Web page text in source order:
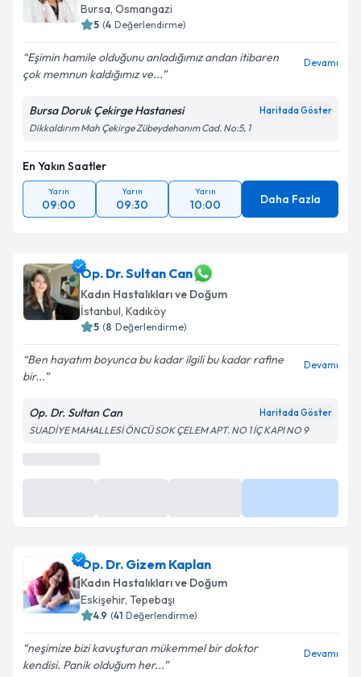
Bursa, Osmangazi
5 (4 Değerlendirme)
Eşimin hamile olduğunu anladığımız andan itibaren
çok memnun kaldığımız ve...
Devamı
Bursa Doruk Çekirge Hastanesi Haritada Göster
Dikkaldırım Mah Çekirge Zübeydehanım Cad. No:5, 1
En Yakın Saatler
Yarın
09:00
Yarın
09:30
Yarın
10:00 Daha Fazla
Op. Dr. Sultan Can
Kadın Hastalıkları ve Doğum
İstanbul, Kadıköy
5 (8 Değerlendirme)
Ben hayatım boyunca bu kadar ilgili bu kadar rafine
bir...
Devamı
Op. Dr. Sultan Can Haritada Göster
SUADİYE MAHALLESİ ÖNCÜ SOK ÇELEM APT. NO 1 İÇ KAPI NO 9
Op. Dr. Gizem Kaplan
Kadın Hastalıkları ve Doğum
Eskişehir, Tepebaşı
4.9 (41 Değerlendirme)
neşimize bizi kavuşturan mükemmel bir doktor
kendisi. Panik olduğum her...
Devamı